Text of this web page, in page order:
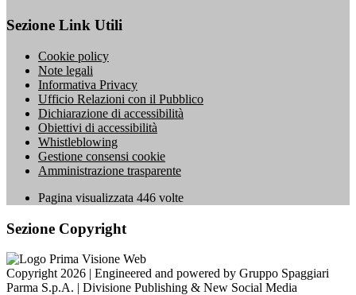
Sezione Link Utili
Cookie policy
Note legali
Informativa Privacy
Ufficio Relazioni con il Pubblico
Dichiarazione di accessibilità
Obiettivi di accessibilità
Whistleblowing
Gestione consensi cookie
Amministrazione trasparente
Pagina visualizzata 446 volte
Sezione Copyright
Copyright 2026 | Engineered and powered by Gruppo Spaggiari
Parma S.p.A. | Divisione Publishing & New Social Media